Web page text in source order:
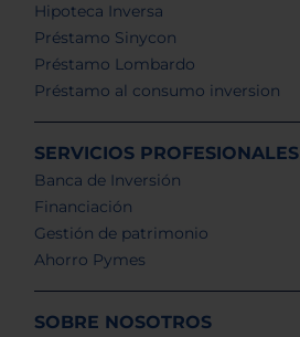
Hipoteca Inversa
Préstamo Sinycon
Préstamo Lombardo
Préstamo al consumo inversion
SERVICIOS PROFESIONALES
Banca de Inversión
Financiación
Gestión de patrimonio
Ahorro Pymes
SOBRE NOSOTROS